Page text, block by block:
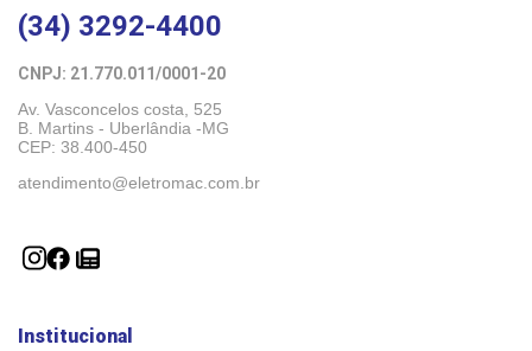
(34) 3292-4400
CNPJ: 21.770.011/0001-20
Av. Vasconcelos costa, 525
B. Martins - Uberlândia -MG
CEP: 38.400-450
atendimento@eletromac.com.br
Institucional